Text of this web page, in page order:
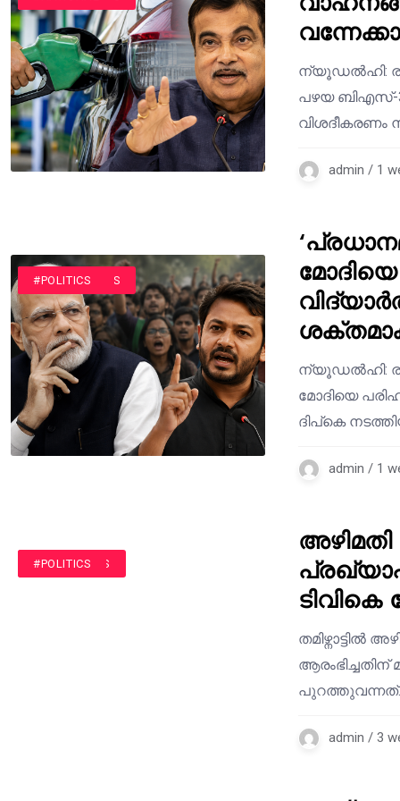
ന്യൂഡൽഹി:
പഴയ ബിഎസ്-
വിശദീകരണം
admin / 1
#INDIA NEWS
#LATEST NEWS
#NATIONAL
#POLITICS
ന്യൂഡൽഹി:
മോദിയെ
ദിപ്കെ
admin / 1
#INDIA NEWS
#POLITICS
ടിവികെ
പുറത്തുവന്നത്.
admin / 3